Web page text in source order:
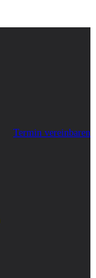
Termin vereinbaren